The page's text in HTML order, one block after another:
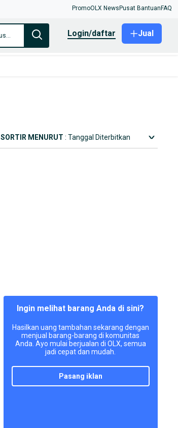
PromoOLX News Pusat Bantuan FAQ
login/daftar Jual
SORTIR MENURUT : Tanggal Diterbitkan
Ingin melihat barang Anda di sini?
Hasilkan uang tambahan sekarang dengan
menjual barang-barang di komunitas
Anda. Ayo mulai berjualan di OLX, semua
jadi cepat dan mudah.
pasang iklan